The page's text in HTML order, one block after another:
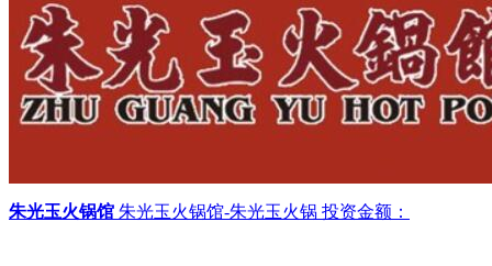
朱光玉火锅馆 朱光玉火锅馆-朱光玉火锅 投资金额：